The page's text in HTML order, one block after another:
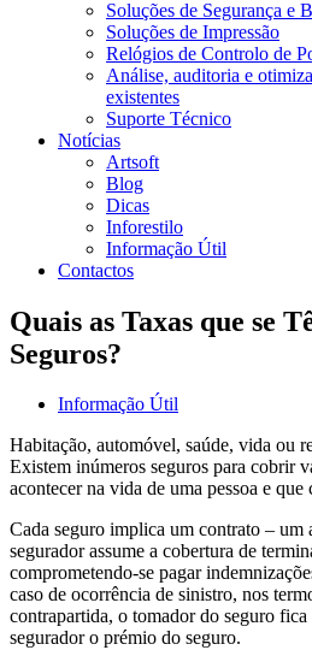
Soluções de Segurança e
Soluções de Impressão
Relógios de Controlo de
Análise, auditoria e
existentes
Suporte Técnico
Notícias
Artsoft
Blog
Dicas
Inforestilo
Informação Útil
Contactos
Quais as Taxas que se
Seguros?
Informação Útil
Habitação, automóvel, saúde, vida ou
Existem inúmeros seguros para cobrir
acontecer na vida de uma pessoa e
Cada seguro implica um contrato – um
segurador assume a cobertura de
comprometendo-se pagar
caso de ocorrência de sinistro, nos
contrapartida, o tomador do seguro
segurador o prémio do seguro.